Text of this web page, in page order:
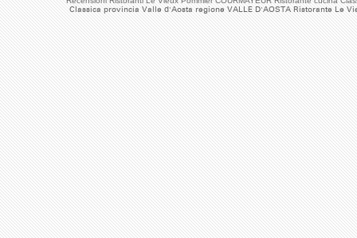
Classica provincia Valle d'Aosta regione VALLE D'AOSTA Ristorante Le